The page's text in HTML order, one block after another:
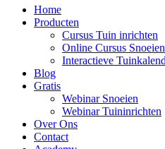
Home
Producten
Cursus Tuin inrichten
Online Cursus Snoeien
Interactieve
Blog
Gratis
Webinar Snoeien
Webinar Tuininrichten
Over Ons
Contact